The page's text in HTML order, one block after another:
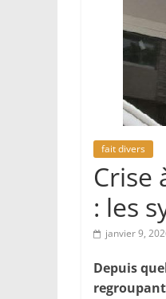
fait divers
Crise
: les
janvier 9,
Depuis